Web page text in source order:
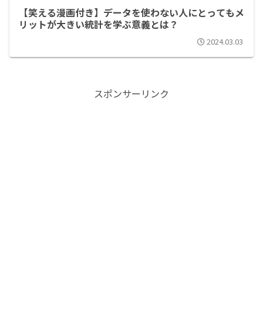
【笑える漫画付き】データを使わない人にとってもメ
リットが大きい統計を学ぶ意義とは？
2024.03.03
スポンサーリンク